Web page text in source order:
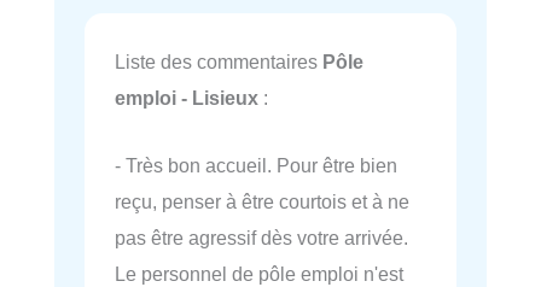
Liste des commentaires Pôle
emploi - Lisieux :
- Très bon accueil. Pour être bien
reçu, penser à être courtois et à ne
pas être agressif dès votre arrivée.
Le personnel de pôle emploi n'est